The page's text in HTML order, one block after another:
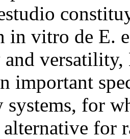
in vitro de E.
important
systems, for
alternative for